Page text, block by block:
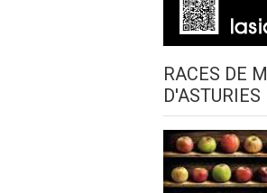
RACES DE
D'ASTURIES